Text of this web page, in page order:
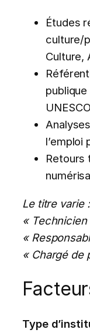
Études
culture/
Culture,
l’emploi
Retours
Le titre varie
«
«
« Chargé de
Type